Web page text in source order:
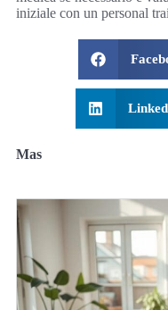
iniziale con un personal
Mas